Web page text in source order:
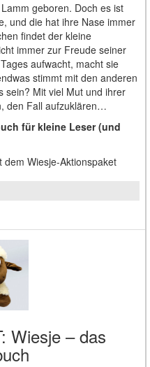
geboren. Doch es ist
und die hat ihre Nase immer
findet der kleine
immer zur Freude seiner
aufwacht, macht sie
stimmt mit den anderen
sein? Mit viel Mut und ihrer
den Fall aufzuklären…
für kleine Leser (und
dem Wiesje-Aktionspaket
Wiesje – das